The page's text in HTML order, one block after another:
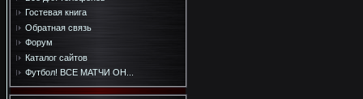
Гостевая книга
Обратная связь
Форум
Каталог сайтов
Футбол! ВСЕ МАТЧИ ОН...